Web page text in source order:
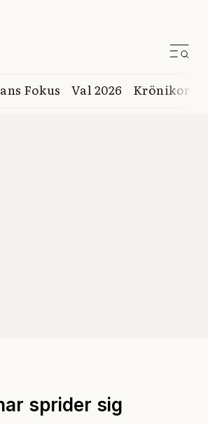
Fokus Val 2026 Krönikor
sprider sig